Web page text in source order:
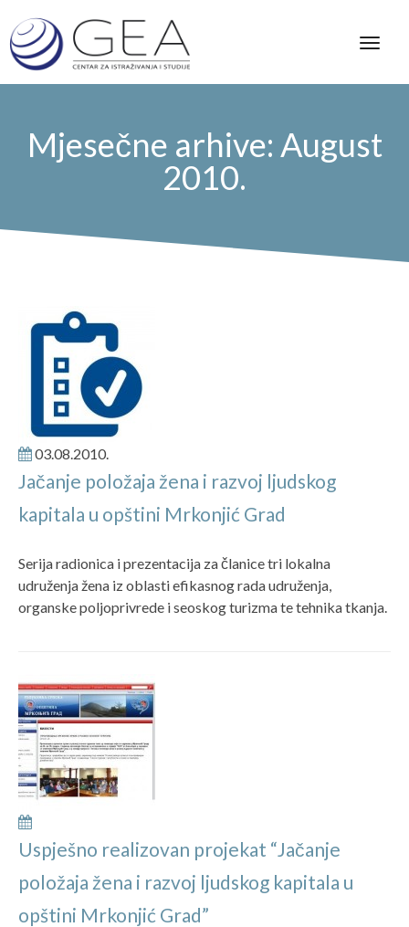
Mjesečne arhive: August
2010.
03.08.2010.
Jačanje položaja žena i razvoj ljudskog
kapitala u opštini Mrkonjić Grad
Serija radionica i prezentacija za članice tri lokalna
udruženja žena iz oblasti efikasnog rada udruženja,
organske poljoprivrede i seoskog turizma te tehnika tkanja.
Uspješno realizovan projekat “Jačanje
položaja žena i razvoj ljudskog kapitala u
opštini Mrkonjić Grad”